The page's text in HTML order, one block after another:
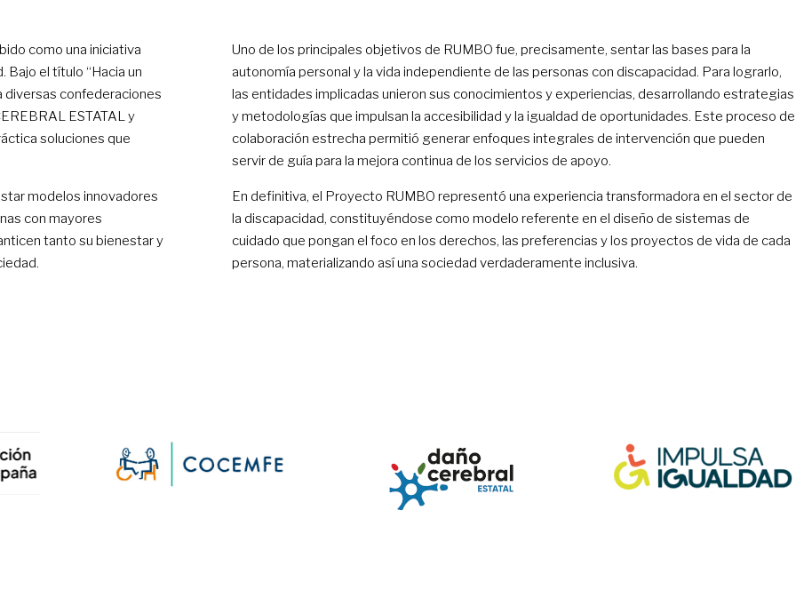
como una iniciativa
Bajo el título “Hacia un
diversas confederaciones
ESTATAL y
soluciones que
modelos innovadores
con mayores
tanto su bienestar y
Uno de los principales objetivos de RUMBO fue, precisamente, sentar las bases para la
autonomía personal y la vida independiente de las personas con discapacidad. Para lograrlo,
las entidades implicadas unieron sus conocimientos y experiencias, desarrollando estrategias
y metodologías que impulsan la accesibilidad y la igualdad de oportunidades. Este proceso de
colaboración estrecha permitió generar enfoques integrales de intervención que pueden
servir de guía para la mejora continua de los servicios de apoyo.
En definitiva, el Proyecto RUMBO representó una experiencia transformadora en el sector de
la discapacidad, constituyéndose como modelo referente en el diseño de sistemas de
cuidado que pongan el foco en los derechos, las preferencias y los proyectos de vida de cada
persona, materializando así una sociedad verdaderamente inclusiva.